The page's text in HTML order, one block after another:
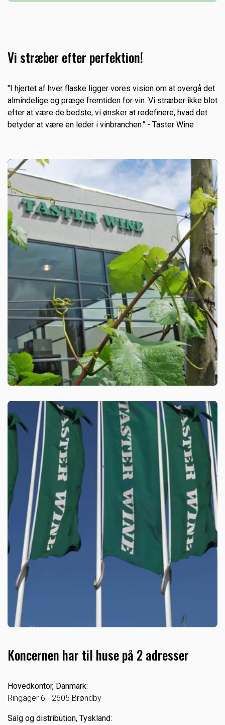
som er fordelt over hele landet. Idegrundlaget for
spiritussortiment som sælges til konkurrencedygtige
priser med en faglig rådgivning og betjening.
Vi stræber efter perfektion!
"I hjertet af hver flaske ligger vores vision om at overgå det
almindelige og præge fremtiden for vin. Vi stræber ikke blot
efter at være de bedste; vi ønsker at redefinere, hvad det
betyder at være en leder i vinbranchen." - Taster Wine
Koncernen har til huse på 2 adresser
Hovedkontor, Danmark:
Ringager 6 - 2605 Brøndby
Salg og distribution, Tyskland: